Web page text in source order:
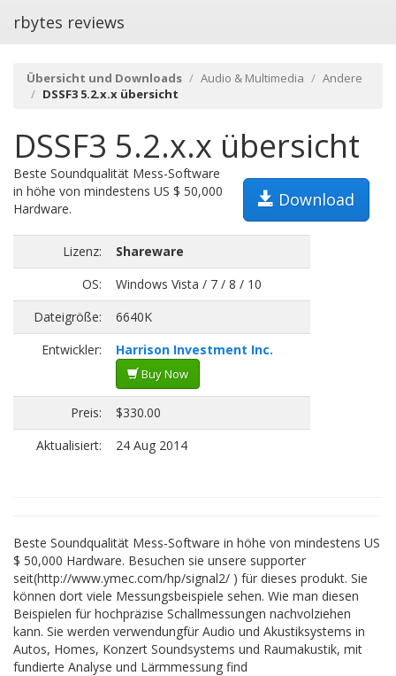
rbytes reviews
Übersicht und Downloads Audio & Multimedia
Andere
DSSF3 5.2.x.x übersicht
DSSF3 5.2.x.x übersicht
Download
Beste Soundqualität Mess-Software
in höhe von mindestens US $ 50,000
Hardware.
Lizenz:
Shareware
OS:
Windows Vista / 7 / 8 / 10
Dateigröße:
6640K
Entwickler:
Harrison Investment Inc.
Buy Now
Preis:
$330.00
Aktualisiert:
24 Aug 2014
Beste Soundqualität Mess-Software in höhe von mindestens US
$ 50,000 Hardware. Besuchen sie unsere supporter
seit(http://www.ymec.com/hp/signal2/ ) für dieses produkt. Sie
können dort viele Messungsbeispiele sehen. Wie man diesen
Beispielen für hochpräzise Schallmessungen nachvolziehen
kann. Sie werden verwendungfür Audio und Akustiksystems in
Autos, Homes, Konzert Soundsystems und Raumakustik, mit
fundierte Analyse und Lärmmessung find